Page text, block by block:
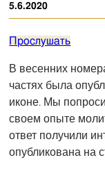
5.6.2020
Прослушать
В весенних
частях была
иконе. Мы
своем опыте
ответ получили
опубликована на